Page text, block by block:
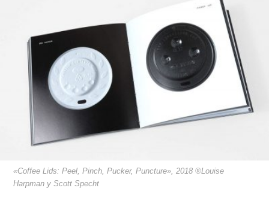
«Coffee Lids: Peel, Pinch, Pucker, Puncture», 2018 ®Louise
Harpman y Scott Specht